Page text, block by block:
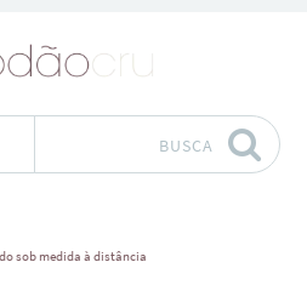
BUSCA
sob medida à distância